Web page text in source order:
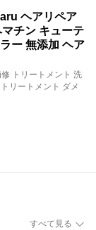
ヘアリペア
チン キューテ
ー 無添加 ヘア
トリートメント 洗
リートメント ダメ
すべて見る